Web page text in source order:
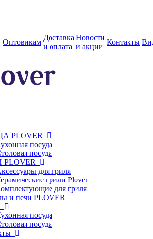
Оптовикам
Доставка
и оплата
Новости
и акции
Контакты
PLOVER
посуда
посуда
PLOVER
для гриля
грили Plover
для гриля
и печи PLOVER
посуда
посуда